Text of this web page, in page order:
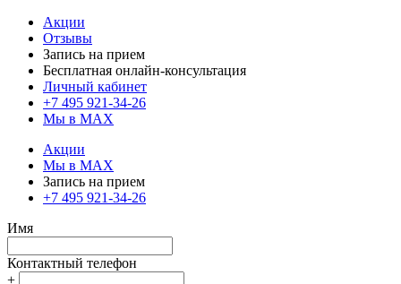
Акции
Отзывы
Запись на прием
Бесплатная онлайн-консультация
Личный кабинет
+7 495 921-34-26
Мы в MAX
Акции
Мы в MAX
Запись на прием
+7 495 921-34-26
Имя
Контактный телефон
+